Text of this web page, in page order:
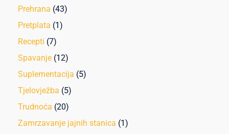
Prehrana (43)
Pretplata (1)
Recepti (7)
Spavanje (12)
Suplementacija (5)
Tjelovježba (5)
Trudnoća (20)
Zamrzavanje jajnih stanica (1)